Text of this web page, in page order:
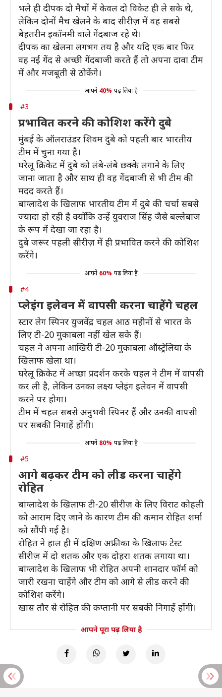
भले ही दीपक दो मैचों में केवल दो विकेट ही ले सके थे,
लेकिन दोनों मैच खेलने के बाद सीरीज़ में वह सबसे
बेहतरीन इकॉनमी वाले गेंदबाज रहे थे।
दीपक का खेलना लगभग तय है और यदि एक बार फिर
वह नई गेंद से अच्छी गेंदबाजी करते हैं तो अपना दावा टीम
में और मजबूती से ठोकेंगे।
आपने 40% पढ़ लिया है
#3
प्रभावित करने की कोशिश करेंगे दुबे
मुंबई के ऑलराउंडर शिवम दुबे को पहली बार भारतीय
टीम में चुना गया है।
घरेलू क्रिकेट में दुबे को लंबे-लंबे छक्के लगाने के लिए
जाना जाता है और साथ ही वह गेंदबाजी से भी टीम की
मदद करते हैं।
बांग्लादेश के खिलाफ भारतीय टीम में दुबे की चर्चा सबसे
ज़्यादा हो रही है क्योंकि उन्हें युवराज सिंह जैसे बल्लेबाज
के रूप में देखा जा रहा है।
दुबे जरूर पहली सीरीज़ में ही प्रभावित करने की कोशिश
करेंगे।
आपने 60% पढ़ लिया है
#4
प्लेइंग इलेवन में वापसी करना चाहेंगे चहल
स्टार लेग स्पिनर युजवेंद्र चहल आठ महीनों से भारत के
लिए टी-20 मुकाबला नहीं खेल सके हैं।
चहल ने अपना आखिरी टी-20 मुकाबला ऑस्ट्रेलिया के
खिलाफ खेला था।
घरेलू क्रिकेट में अच्छा प्रदर्शन करके चहल ने टीम में वापसी
कर ली है, लेकिन उनका लक्ष्य प्लेइंग इलेवन में वापसी
करने पर होगा।
टीम में चहल सबसे अनुभवी स्पिनर हैं और उनकी वापसी
पर सबकी निगाहें होंगी।
आपने 80% पढ़ लिया है
#5
आगे बढ़कर टीम को लीड करना चाहेंगे
रोहित
बांग्लादेश के खिलाफ टी-20 सीरीज़ के लिए विराट कोहली
को आराम दिए जाने के कारण टीम की कमान रोहित शर्मा
को सौंपी गई है।
रोहित ने हाल ही में दक्षिण अफ्रीका के खिलाफ टेस्ट
सीरीज़ में दो शतक और एक दोहरा शतक लगाया था।
बांग्लादेश के खिलाफ भी रोहित अपनी शानदार फॉर्म को
जारी रखना चाहेंगे और टीम को आगे से लीड करने की
कोशिश करेंगे।
खास तौर से रोहित की कप्तानी पर सबकी निगाहें होंगी।
आपने पूरा पढ़ लिया है